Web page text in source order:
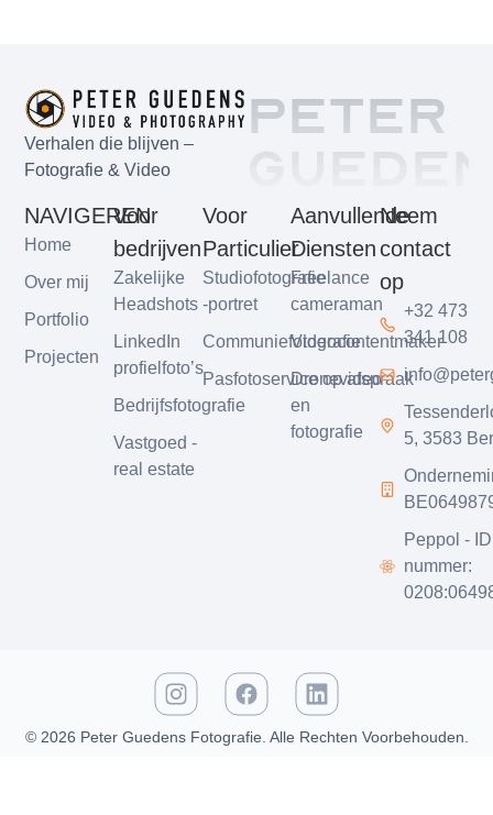
Verhalen die blijven –
Fotografie & Video
Peter
NAVIGEREN
Home
Over mij
Portfolio
Projecten
Voor
bedrijven
Zakelijke
Headshots
LinkedIn
profielfoto’s
Bedrijfsfotografie
Vastgoed -
real estate
Voor
Particulier
Studiofotografie
-portret
Communiefotografie
Pasfotoservice op afspraak
Aanvullende
Diensten
Freelance
cameraman
Videocontentmaker
Dronevideo
en
fotografie
Neem
contact
op
+32 473
341 108
5, 3583
Peppol -
nummer:
© 2026 Peter Guedens Fotografie. Alle Rechten Voorbehouden.